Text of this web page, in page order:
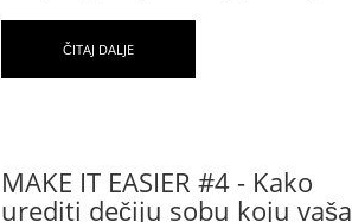
ČITAJ DALJE
MAKE IT EASIER #4 - Kako
urediti dečiju sobu koju vaša